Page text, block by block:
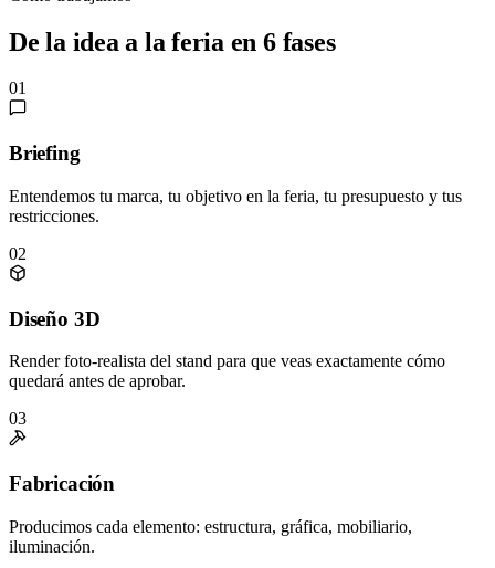
De la idea a la feria en 6 fases
01
Briefing
Entendemos tu marca, tu objetivo en la feria, tu presupuesto y tus
restricciones.
02
Diseño 3D
Render foto-realista del stand para que veas exactamente cómo
quedará antes de aprobar.
03
Fabricación
Producimos cada elemento: estructura, gráfica, mobiliario,
iluminación.